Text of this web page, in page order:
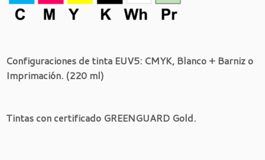
Configuraciones de tinta EUV5: CMYK, Blanco + Barniz o
Imprimación. (220 ml)
Tintas con certificado GREENGUARD Gold.